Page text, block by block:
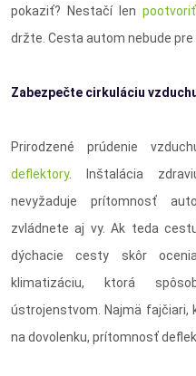
pokaziť? Nestačí len
držte. Cesta autom nebude pre
Zabezpečte cirkuláciu
Prirodzené prúdenie
deflektory. Inštalácia
nevyžaduje prítomnosť
zvládnete aj vy. Ak teda
dýchacie cesty skôr
klimatizáciu, ktorá
ústrojenstvom. Najmä fajčiari,
na dovolenku, prítomnosť